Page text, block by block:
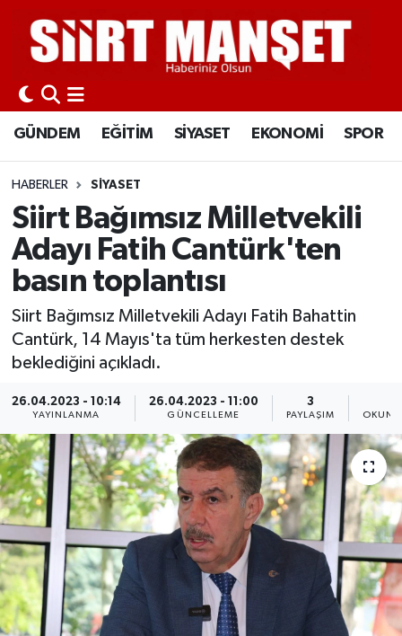
GÜNDEM EĞİTİM SİYASET EKONOMİ SPOR
HABERLER SİYASET
Siirt Bağımsız Milletvekili
Adayı Fatih Cantürk'ten
basın toplantısı
Siirt Bağımsız Milletvekili Adayı Fatih Bahattin
Cantürk, 14 Mayıs'ta tüm herkesten destek
beklediğini açıkladı.
26.04.2023 - 10:14
YAYINLANMA
26.04.2023 - 11:00
GÜNCELLEME
3
PAYLAŞIM
GÜNDEM
EĞİTİM
SİYASET
EKONOMİ
SPOR
KÜLTÜR-SANAT
Siirt Nöbetçi Eczaneler
Siirt Hava Durumu
Siirt Namaz Vakitleri
Siirt Trafik Yoğunluk Haritası
Süper Lig Puan Durumu ve Fikstür
Tüm Manşetler
Son Dakika Haberleri